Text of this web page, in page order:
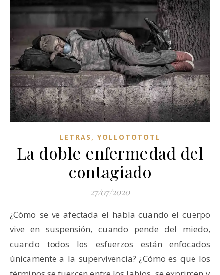
LETRAS ,YOLLOTOTOTL
La doble enfermedad del
contagiado
27/07/2020
¿Cómo se ve afectada el habla cuando el cuerpo
vive en suspensión, cuando pende del miedo,
cuando todos los esfuerzos están enfocados
únicamente a la supervivencia? ¿Cómo es que los